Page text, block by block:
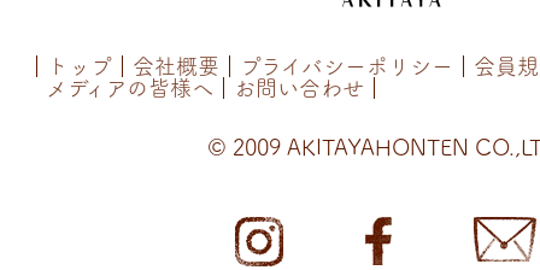
トップ 会社概要 プライバシーポリシー
会員
メディアの皆様へ
お問い合わせ
© 2009 AKITAYAHONTEN